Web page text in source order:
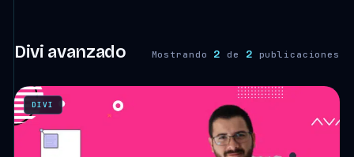
Divi avanzado Mostrando 2 de 2 publicaciones
DIVI